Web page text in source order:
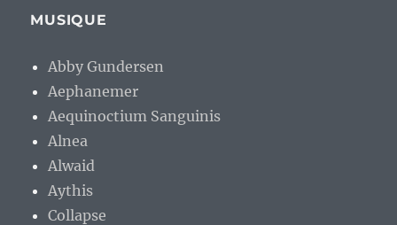
MUSIQUE
Abby Gundersen
Aephanemer
Aequinoctium Sanguinis
Alnea
Alwaid
Aythis
Collapse